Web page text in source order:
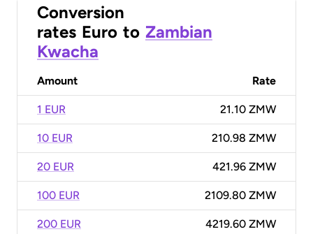
Conversion
rates Euro to Zambian
Kwacha
Amount Rate
1 EUR 21.10 ZMW
10 EUR 210.98 ZMW
20 EUR 421.96 ZMW
100 EUR 2109.80 ZMW
200 EUR 4219.60 ZMW